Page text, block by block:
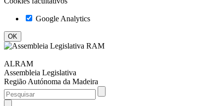
Google Analytics
ALRAM
Assembleia Legislativa
Região Autónoma da Madeira